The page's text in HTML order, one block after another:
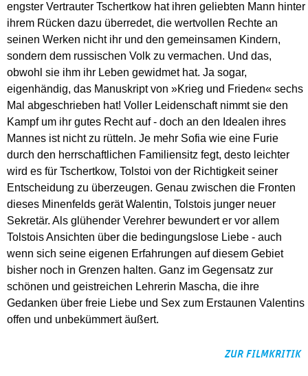
engster Vertrauter Tschertkow hat ihren geliebten Mann hinter
ihrem Rücken dazu überredet, die wertvollen Rechte an
seinen Werken nicht ihr und den gemeinsamen Kindern,
sondern dem russischen Volk zu vermachen. Und das,
obwohl sie ihm ihr Leben gewidmet hat. Ja sogar,
eigenhändig, das Manuskript von »Krieg und Frieden« sechs
Mal abgeschrieben hat! Voller Leidenschaft nimmt sie den
Kampf um ihr gutes Recht auf - doch an den Idealen ihres
Mannes ist nicht zu rütteln. Je mehr Sofia wie eine Furie
durch den herrschaftlichen Familiensitz fegt, desto leichter
wird es für Tschertkow, Tolstoi von der Richtigkeit seiner
Entscheidung zu überzeugen. Genau zwischen die Fronten
dieses Minenfelds gerät Walentin, Tolstois junger neuer
Sekretär. Als glühender Verehrer bewundert er vor allem
Tolstois Ansichten über die bedingungslose Liebe - auch
wenn sich seine eigenen Erfahrungen auf diesem Gebiet
bisher noch in Grenzen halten. Ganz im Gegensatz zur
schönen und geistreichen Lehrerin Mascha, die ihre
Gedanken über freie Liebe und Sex zum Erstaunen Valentins
offen und unbekümmert äußert.
ZUR FILMKRITIK